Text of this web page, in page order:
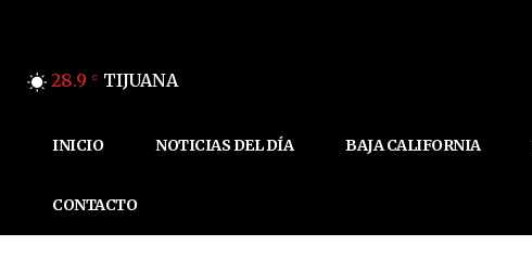
28.9 C TIJUANA
INICIO NOTICIAS DEL DÍA BAJA CALIFORNIA
CONTACTO